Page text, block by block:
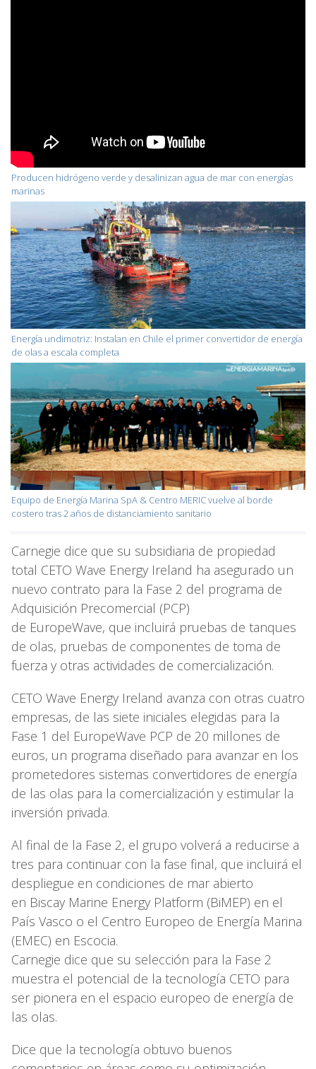
Producen hidrógeno verde y desalinizan agua de mar con energías
marinas
Energía undimotriz: Instalan en Chile el primer convertidor de energía
de olas a escala completa
Equipo de Energía Marina SpA & Centro MERIC vuelve al borde
costero tras 2 años de distanciamiento sanitario
Carnegie dice que su subsidiaria de propiedad
total CETO Wave Energy Ireland ha asegurado un
nuevo contrato para la Fase 2 del programa de
Adquisición Precomercial (PCP)
de EuropeWave, que incluirá pruebas de tanques
de olas, pruebas de componentes de toma de
fuerza y otras actividades de comercialización.
CETO Wave Energy Ireland avanza con otras cuatro
empresas, de las siete iniciales elegidas para la
Fase 1 del EuropeWave PCP de 20 millones de
euros, un programa diseñado para avanzar en los
prometedores sistemas convertidores de energía
de las olas para la comercialización y estimular la
inversión privada.
Al final de la Fase 2, el grupo volverá a reducirse a
tres para continuar con la fase final, que incluirá el
despliegue en condiciones de mar abierto
en Biscay Marine Energy Platform (BiMEP) en el
País Vasco o el Centro Europeo de Energía Marina
(EMEC) en Escocia.
Carnegie dice que su selección para la Fase 2
muestra el potencial de la tecnología CETO para
ser pionera en el espacio europeo de energía de
las olas.
Dice que la tecnología obtuvo buenos